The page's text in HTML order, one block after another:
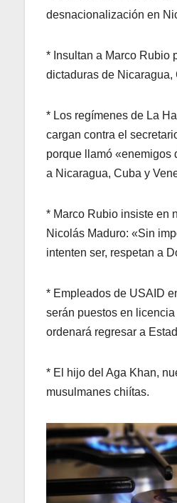
desnacionalización en
* Insultan a Marco Rubio
dictaduras de Nicaragua,
* Los regímenes de La
cargan contra el
porque llamó «enemigos
a Nicaragua, Cuba y
* Marco Rubio insiste en
Nicolás Maduro: «Sin
intenten ser, respetan a
* Empleados de USAID
serán puestos en
ordenará regresar a
* El hijo del Aga Khan,
musulmanes chiítas.